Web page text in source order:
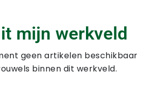
mijn werkveld
geen artikelen beschikbaar
binnen dit werkveld.